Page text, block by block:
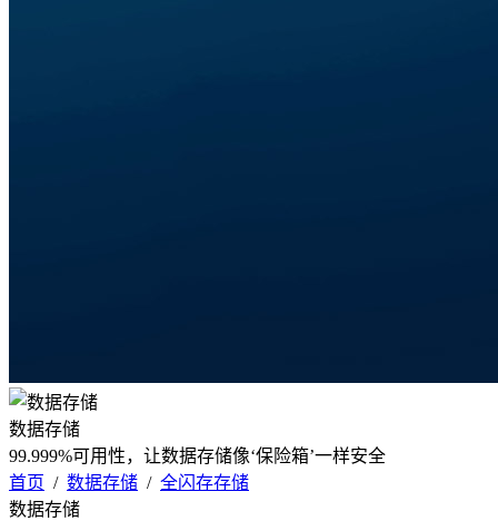
数据存储
99.999%可用性，让数据存储像‘保险箱’一样安全
首页 / 数据存储 / 全闪存存储
数据存储